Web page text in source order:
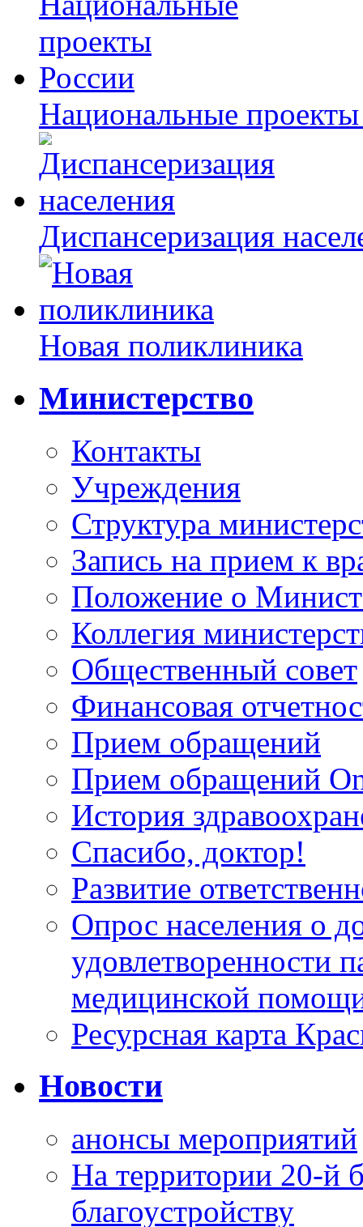
Национальные
Диспансеризация
Новая поликлиника
Министерство
Контакты
Учреждения
Структура
Запись на прием к
Положение о
Коллегия
Общественный совет
Финансовая
Прием обращений
Прием обращений
История
Спасибо, доктор!
Развитие
Опрос населения о
удовлетворенности
медицинской
Ресурсная карта
Новости
анонсы мероприятий
На территории 20-й
благоустройству